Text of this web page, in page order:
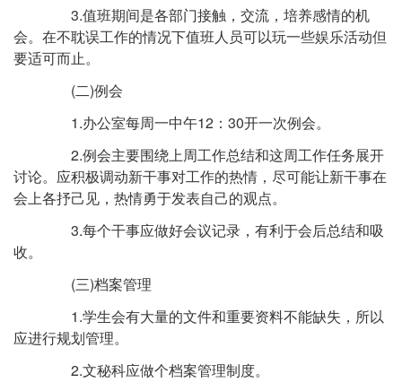
3.值班期间是各部门接触，交流，培养感情的机
会。在不耽误工作的情况下值班人员可以玩一些娱乐活动但
要适可而止。
(二)例会
1.办公室每周一中午12：30开一次例会。
2.例会主要围绕上周工作总结和这周工作任务展开
讨论。应积极调动新干事对工作的热情，尽可能让新干事在
会上各抒己见，热情勇于发表自己的观点。
3.每个干事应做好会议记录，有利于会后总结和吸
收。
(三)档案管理
1.学生会有大量的文件和重要资料不能缺失，所以
应进行规划管理。
2.文秘科应做个档案管理制度。